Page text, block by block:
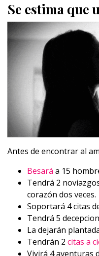
Se estima que
Antes de encontrar al
Besará a 15
Tendrá 2
corazón dos veces.
Soportará 4 citas
Tendrá 5
La dejarán
Tendrán 2 citas a
Vivirá 4 aventuras